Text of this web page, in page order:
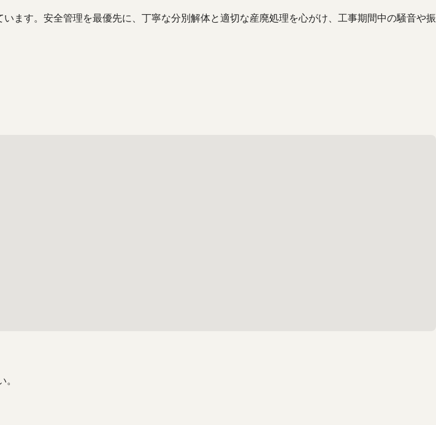
ます。安全管理を最優先に、丁寧な分別解体と適切な産廃処理を心がけ、工事期間中の騒音や振